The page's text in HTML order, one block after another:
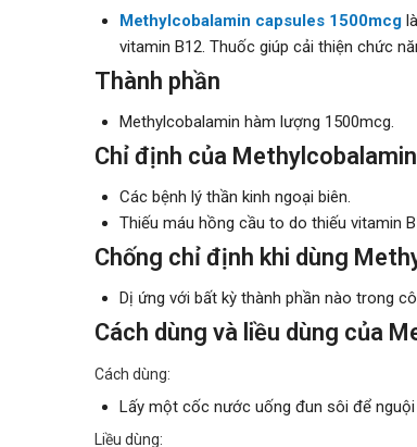
Methylcobalamin capsules 1500mcg
vitamin B12. Thuốc giúp cải thiện chức
Thành phần
Methylcobalamin hàm lượng 1500mcg.
Chỉ định của
Các bệnh lý thần kinh ngoại biên.
Thiếu máu hồng cầu to do thiếu vitamin
Chống chỉ định khi dùng
Dị ứng với bất kỳ thành phần nào trong
Cách dùng và liều dùng của
Cách dùng:
Lấy một cốc nước uống đun sôi để
Liều dùng: